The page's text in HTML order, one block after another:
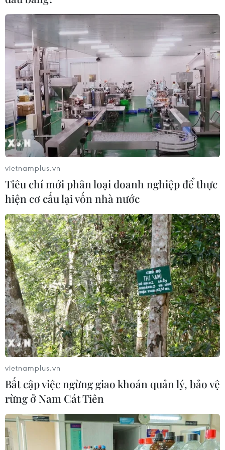
Thủ tướng: Không để thiếu thuốc, sinh
phẩm, vật tư y tế
13/09/2022 06:16
Yêu cầu khắc phục vướng mắc trong việc đấu thầu
thuốc, Thủ tướng nhấn mạnh không để thiếu thuốc, vật
tư y tế do thủ tục hành chính, quy định của pháp luật và
do thiếu tinh thần trách nhiệm.
vietnamplus.vn
Tiêu chí mới phân loại doanh nghiệp để thực
hiện cơ cấu lại vốn nhà nước
vietnamplus.vn
Bất cập việc ngừng giao khoán quản lý, bảo vệ
rừng ở Nam Cát Tiên